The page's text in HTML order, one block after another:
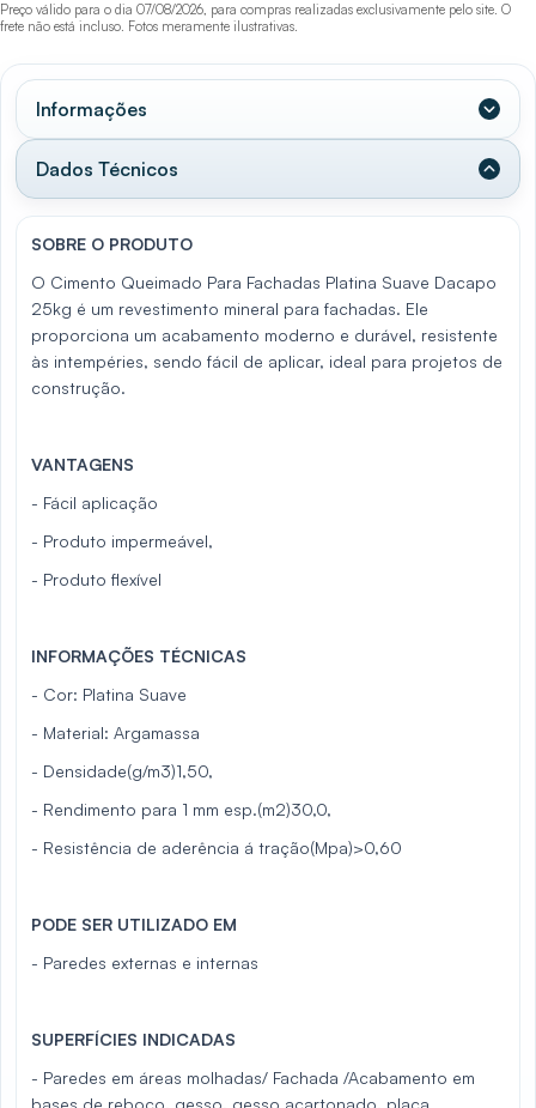
Preço válido para o dia 07/08/2026, para compras realizadas exclusivamente pelo site. O
frete não está incluso. Fotos meramente ilustrativas.
Informações
Dados Técnicos
SOBRE O PRODUTO
O Cimento Queimado Para Fachadas Platina Suave Dacapo
25kg é um revestimento mineral para fachadas. Ele
proporciona um acabamento moderno e durável, resistente
às intempéries, sendo fácil de aplicar, ideal para projetos de
construção.
VANTAGENS
- Fácil aplicação
- Produto impermeável,
- Produto flexível
INFORMAÇÕES TÉCNICAS
- Cor: Platina Suave
- Material: Argamassa
- Densidade(g/m3)1,50,
- Rendimento para 1 mm esp.(m2)30,0,
- Resistência de aderência á tração(Mpa)>0,60
PODE SER UTILIZADO EM
- Paredes externas e internas
SUPERFÍCIES INDICADAS
- Paredes em áreas molhadas/ Fachada /Acabamento em
bases de reboco, gesso, gesso acartonado, placa